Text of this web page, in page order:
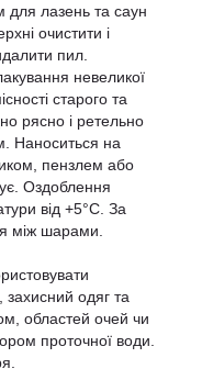
для лазень та саун
очистити і
пил.
невеликої
старого та
рясно і ретельно
Наноситься на
пензлем або
Оздоблення
від +5°C. За
між шарами.
захисний одяг та
областей очей чи
проточної води.